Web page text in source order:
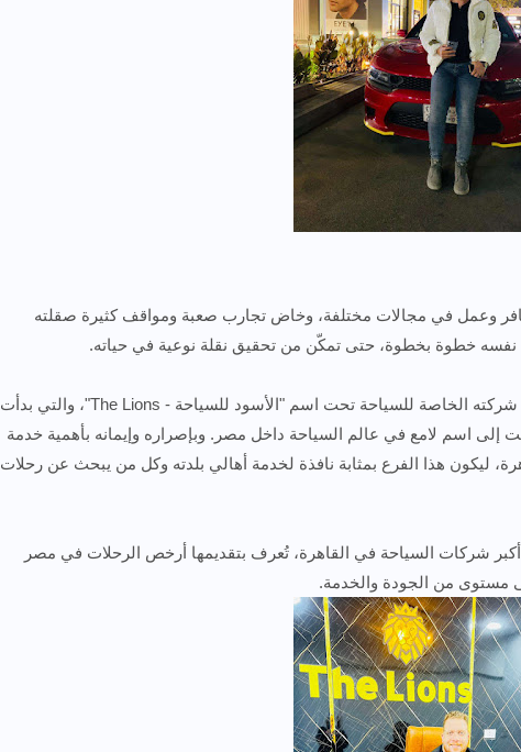
وعمل في مجالات مختلفة، وخاض تجارب صعبة ومواقف كثيرة صقلته
نفسه خطوة بخطوة، حتى تمكّن من تحقيق نقلة نوعية في حياته.
ثم جاءت الخطوة الفارقة في مشواره، حين أسس شركته الخاصة للسياحة تحت اسم "الأسود للسياحة - The Lions"، والتي بدأت
إلى اسم لامع في عالم السياحة داخل مصر. وبإصراره وإيمانه بأهمية خدمة
ليكون هذا الفرع بمثابة نافذة لخدمة أهالي بلدته وكل من يبحث عن رحلات
شركات السياحة في القاهرة، تُعرف بتقديمها أرخص الرحلات في مصر
مستوى من الجودة والخدمة.